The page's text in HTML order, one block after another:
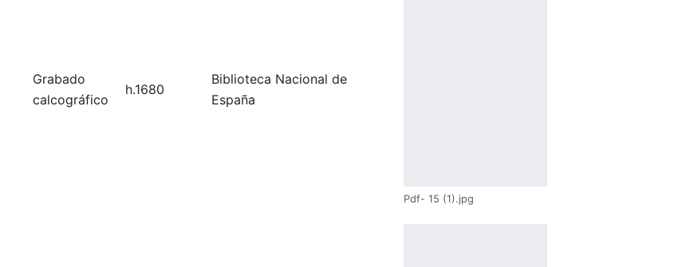
Grabado
calcográfico
h.1680
Biblioteca Nacional de
España
Pdf- 15 (1).jpg